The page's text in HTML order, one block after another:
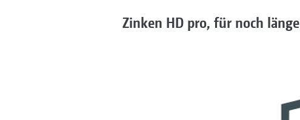
Zinken HD pro, für noch